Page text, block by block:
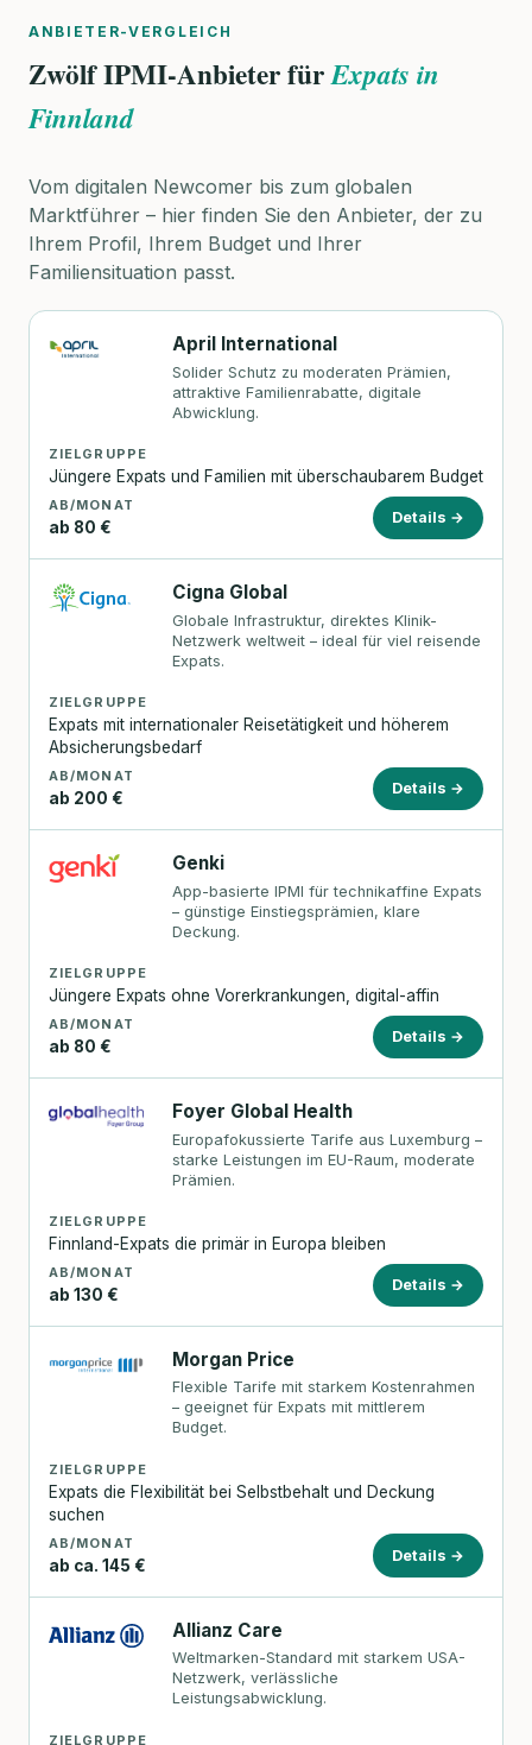
ANBIETER-VERGLEICH
Zwölf IPMI-Anbieter fürExpats in
Finnland
Vom digitalen Newcomer bis zum globalen
Marktführer – hier finden Sie den Anbieter, der zu
Ihrem Profil, Ihrem Budget und Ihrer
Familiensituation passt.
April International
Solider Schutz zu moderaten Prämien,
attraktive Familienrabatte, digitale
Abwicklung.
ZIELGRUPPE
Jüngere Expats und Familien mit überschaubarem Budget
AB/MONAT
ab 80 €
Details →
Cigna Global
Globale Infrastruktur, direktes Klinik-
Netzwerk weltweit – ideal für viel reisende
Expats.
ZIELGRUPPE
Expats mit internationaler Reisetätigkeit und höherem
Absicherungsbedarf
AB/MONAT
ab 200 €
Details →
Genki
App-basierte IPMI für technikaffine Expats
– günstige Einstiegsprämien, klare
Deckung.
ZIELGRUPPE
Jüngere Expats ohne Vorerkrankungen, digital-affin
AB/MONAT
ab 80 €
Details →
Foyer Global Health
Europafokussierte Tarife aus Luxemburg –
starke Leistungen im EU-Raum, moderate
Prämien.
ZIELGRUPPE
Finnland-Expats die primär in Europa bleiben
AB/MONAT
ab 130 €
Details →
Morgan Price
Flexible Tarife mit starkem Kostenrahmen
– geeignet für Expats mit mittlerem
Budget.
ZIELGRUPPE
Expats die Flexibilität bei Selbstbehalt und Deckung
suchen
AB/MONAT
ab ca. 145 €
Details →
Allianz Care
Weltmarken-Standard mit starkem USA-
Netzwerk, verlässliche
Leistungsabwicklung.
ZIELGRUPPE